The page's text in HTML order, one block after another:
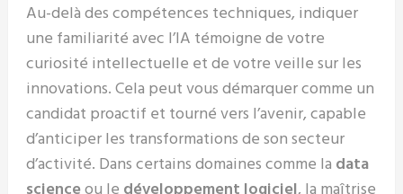
Au-delà des compétences techniques, indiquer
une familiarité avec l’IA témoigne de votre
curiosité intellectuelle et de votre veille sur les
innovations. Cela peut vous démarquer comme un
candidat proactif et tourné vers l’avenir, capable
d’anticiper les transformations de son secteur
d’activité. Dans certains domaines comme la data